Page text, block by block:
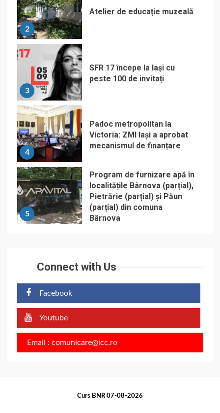
2
Atelier de educație muzeală
3
SFR 17 începe la Iași cu
peste 100 de invitați
4
Padoc metropolitan la
Victoria: ZMI Iași a aprobat
mecanismul de finanțare
5
Program de furnizare apă în
localitățile Bârnova (parțial),
Pietrărie (parțial) și Păun
(parțial) din comuna
Bârnova
Connect with Us
Facebook
Youtube
Email : comunicare@icc.ro
Curs BNR 07-08-2026